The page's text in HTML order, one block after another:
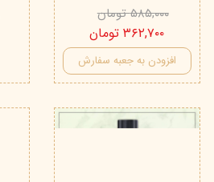
۵۸۵,۰۰۰ تومان
۳۶۲,۷۰۰ تومان
افزودن به جعبه سفارش